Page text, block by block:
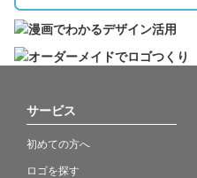
サービス
初めての方へ
ロゴを探す